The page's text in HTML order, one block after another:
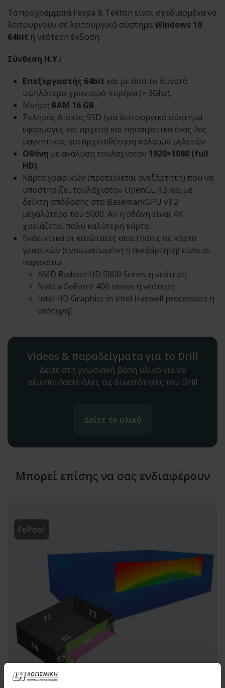
Τα προγράμματά Fespa & Tekton είναι σχεδιασμένα να
λειτουργούν σε λειτουργικό σύστημαWindows 10
64bit ή νεότερη έκδοση.
Σύνθεση Η.Υ.:
Επεξεργαστής 64bit και με όσο το δυνατό
υψηλότερο χρονισμό πυρήνα (> 3Ghz).
Μνήμη RAM 16 GB
Σκληρός δίσκος SSD (για λειτουργικό σύστημα
εφαρμογές και αρχεία) και προαιρετικά ένας 2ος
μαγνητικός για αρχειοθέτηση παλαιών μελετών
Οθόνη με ανάλυση τουλάχιστον 1920×1080 (full
HD)
Κάρτα γραφικών (προτείνεται ανεξάρτητη) που να
υποστηρίζει τουλάχιστον OpenGL 4.3 και με
δείκτη απόδοσης στο BasemarkGPU v1.2
μεγαλύτερο του 5000. Αν η οθόνη είναι 4Κ
χρειάζεται πολύ καλύτερη κάρτα
Ενδεικτικά οι κατώτατες απαιτήσεις σε κάρτα
γραφικών (ενσωματωμένη ή ανεξάρτητη) είναι οι
παρακάτω:
AMD Radeon HD 5000 Series ή νεότερη
Nvidia GeForce 400 series ή νεότερη
Intel HD Graphics in Intel Haswell processors ή
νεότερη]
Videos & παραδείγματα για το Drill
Δείτε στη γνωσιακή βάση υλικό για να
αξιοποιήσετε όλες τις δυνατότητες του Drill
Δείτε το υλικό
Μπορεί επίσης να σας ενδιαφέρουν
FePool